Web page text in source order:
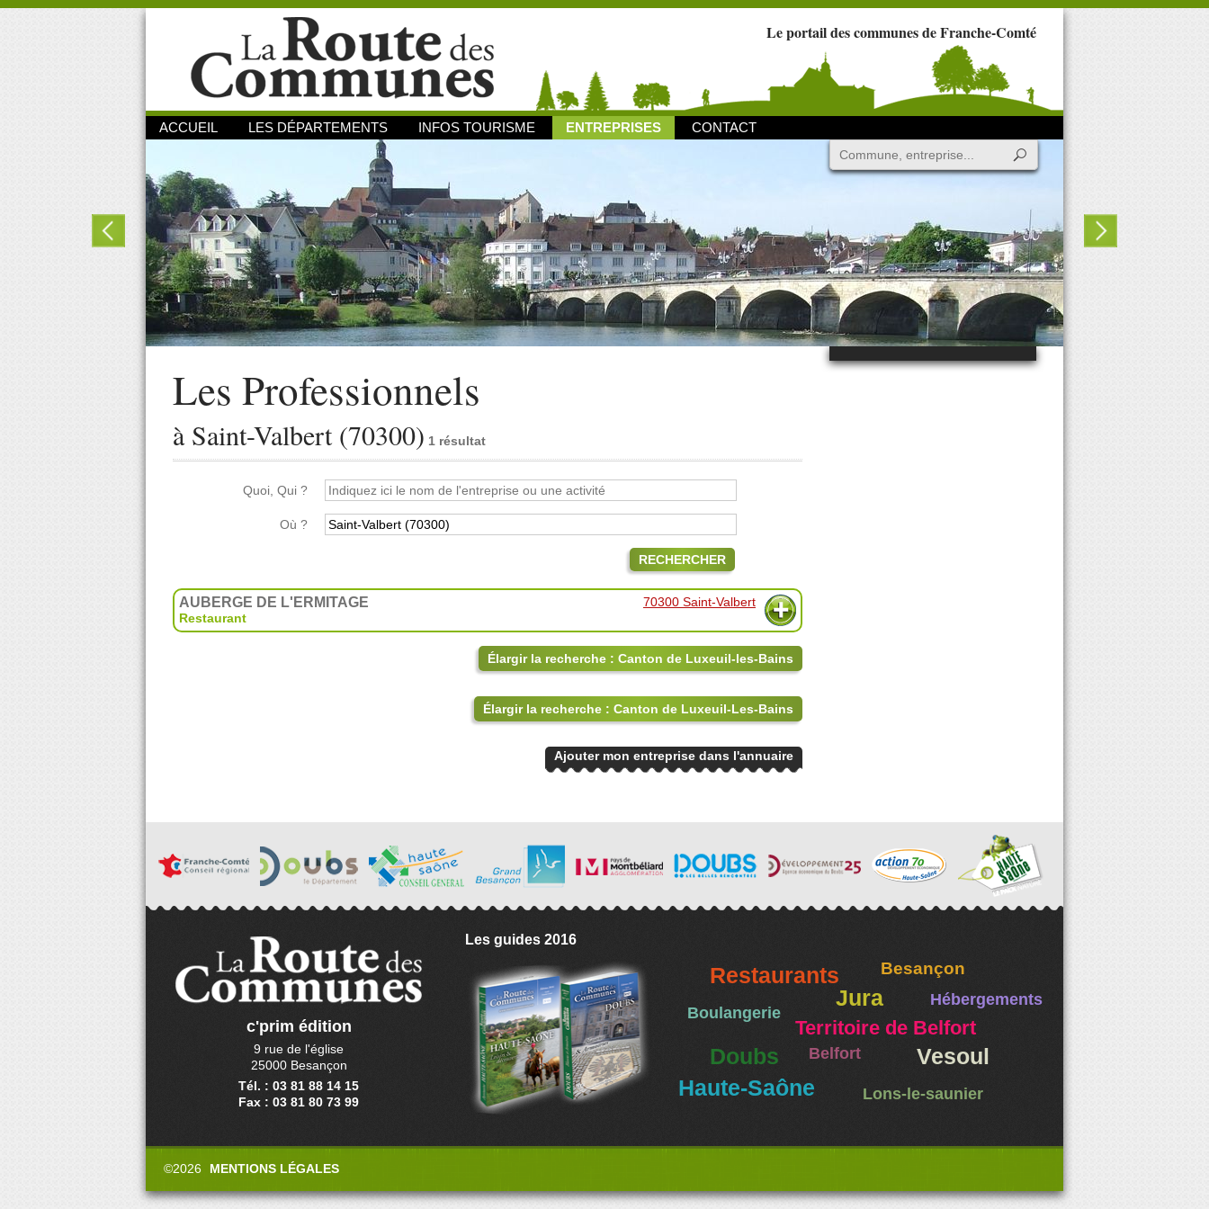
Le portail des communes de Franche-Comté
ACCUEIL LES DÉPARTEMENTS INFOS TOURISME ENTREPRISES CONTACT
Les Professionnels
à Saint-Valbert (70300) 1 résultat
Quoi, Qui ?
Où ?
RECHERCHER
AUBERGE DE L'ERMITAGE
70300 Saint-Valbert
Restaurant
Élargir la recherche : Canton de Luxeuil-les-Bains
Élargir la recherche : Canton de Luxeuil-Les-Bains
Ajouter mon entreprise dans l'annuaire
c'prim édition
9 rue de l'église
25000 Besançon
Tél. : 03 81 88 14 15
Fax : 03 81 80 73 99
Les guides 2016
Restaurants Besançon
Jura Hébergements
Boulangerie
Territoire de Belfort
Doubs Belfort
Vesoul
Haute-Saône
Lons-le-saunier
©2026 MENTIONS LÉGALES